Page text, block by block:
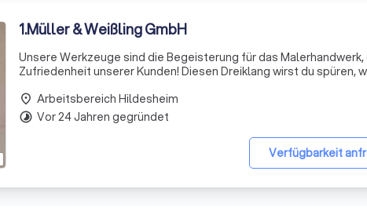
1.Müller & Weißling GmbH
Unsere Werkzeuge sind die Begeisterung für das
Zufriedenheit unserer Kunden! Diesen Dreiklang wirst du spüren,
allem
Verfügbarkeit
place Arbeitsbereich Hildesheim
timelapse Vor 24 Jahren gegründet